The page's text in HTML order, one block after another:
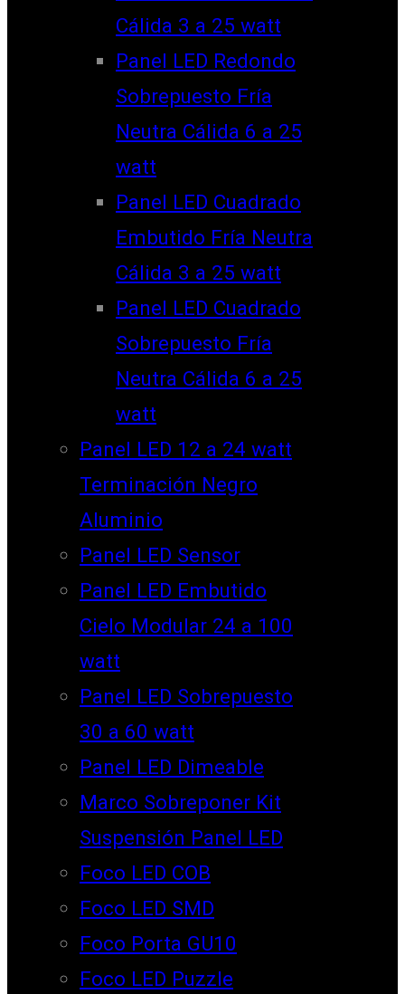
Cálida 3 a 25 watt
Panel LED Redondo
Sobrepuesto Fría
Neutra Cálida 6 a 25
watt
Panel LED Cuadrado
Embutido Fría Neutra
Cálida 3 a 25 watt
Panel LED Cuadrado
Sobrepuesto Fría
Neutra Cálida 6 a 25
watt
Panel LED 12 a 24 watt
Terminación Negro
Aluminio
Panel LED Sensor
Panel LED Embutido
Cielo Modular 24 a 100
watt
Panel LED Sobrepuesto
30 a 60 watt
Panel LED Dimeable
Marco Sobreponer Kit
Suspensión Panel LED
Foco LED COB
Foco LED SMD
Foco Porta GU10
Foco LED Puzzle